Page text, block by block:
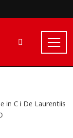
in C i De Laurentiis